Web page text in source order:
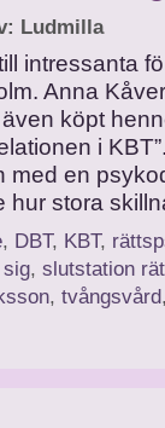
Ludmilla
intressanta
Anna
köpt
i
med en
hur stora
, DBT, KBT,
, slutstation
, tvångsvård